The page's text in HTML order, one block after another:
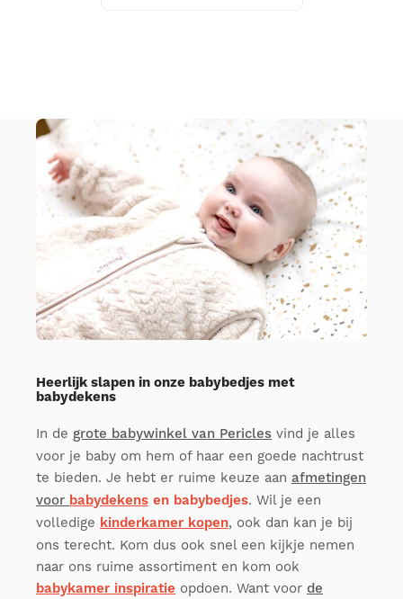
Heerlijk slapen in onze babybedjes met
babydekens
In de grote babywinkel van Pericles vind je alles
voor je baby om hem of haar een goede nachtrust
te bieden. Je hebt er ruime keuze aan afmetingen
voor babydekens en babybedjes. Wil je een
volledige kinderkamer kopen, ook dan kan je bij
ons terecht. Kom dus ook snel een kijkje nemen
naar ons ruime assortiment en kom ook
babykamer inspiratie opdoen. Want voor de